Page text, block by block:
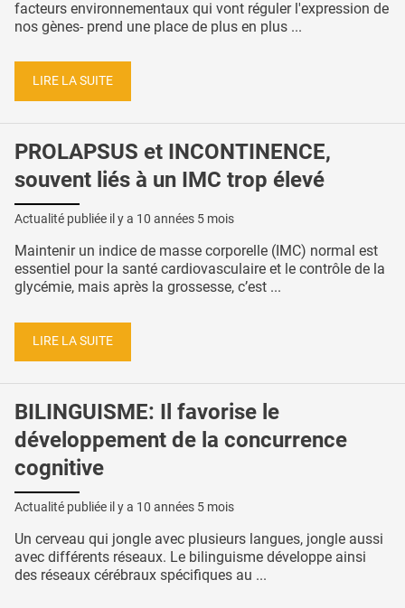
facteurs environnementaux qui vont réguler l'expression de
nos gènes- prend une place de plus en plus ...
LIRE LA SUITE
PROLAPSUS et INCONTINENCE,
souvent liés à un IMC trop élevé
Actualité publiée il y a 10 années 5 mois
Maintenir un indice de masse corporelle (IMC) normal est
essentiel pour la santé cardiovasculaire et le contrôle de la
glycémie, mais après la grossesse, c’est ...
LIRE LA SUITE
BILINGUISME: Il favorise le
développement de la concurrence
cognitive
Actualité publiée il y a 10 années 5 mois
Un cerveau qui jongle avec plusieurs langues, jongle aussi
avec différents réseaux. Le bilinguisme développe ainsi
des réseaux cérébraux spécifiques au ...